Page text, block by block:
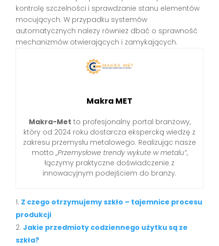
kontrolę szczelności i sprawdzanie stanu elementów
mocujących. W przypadku systemów
automatycznych należy również dbać o sprawność
mechanizmów otwierających i zamykających.
Makra MET
Makra-Met to profesjonalny portal branżowy,
który od 2024 roku dostarcza ekspercką wiedzę z
zakresu przemysłu metalowego. Realizując nasze
motto„Przemysłowe trendy wykute w metalu”,
łączymy praktyczne doświadczenie z
innowacyjnym podejściem do branży.
Z czego otrzymujemy szkło – tajemnice procesu
produkcji
Jakie przedmioty codziennego użytku są ze
szkła?